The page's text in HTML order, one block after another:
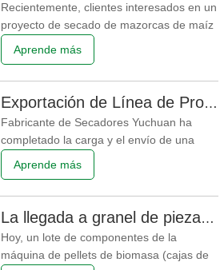
azúcar y residuos agrícolas de
Recientemente, clientes interesados en un
proyecto de secado de mazorcas de maíz
visitaron Yuchuan para centrarse en
investigar el valor de aplicación central de
del residuo fúngico (medio de cultivo). Las
mazorcas de maíz son un subproducto
agrícola renovable
Aprende más
Exportación de Línea de Producción de Pellets de Madera a África
Fabricante de Secadores Yuchuan ha
completado la carga y el envío de una
línea completa de producción de pellets de
astillas de madera. Todo el equipo fue
país africano rico en recursos forestales,
proporcionando una solución integral e
integrada de
Aprende más
La llegada a granel de piezas de repuesto para máquinas de pellets de biomasa optimiza el suministro de producción
Hoy, un lote de componentes de la
máquina de pellets de biomasa (cajas de